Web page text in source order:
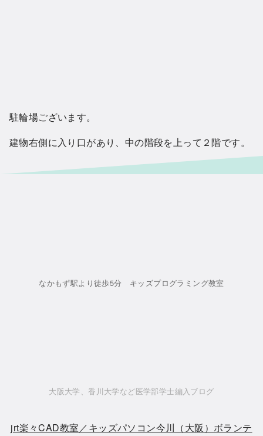
駐輪場ございます。
建物右側に入り口があり、中の階段を上って２階です。
なかもず駅より徒歩5分 キッズプログラミング教室
大阪大学、香川大学など医学部学士編入ブログ
jrt楽々CAD教室／キッズパソコン今川（大阪）ボランテ